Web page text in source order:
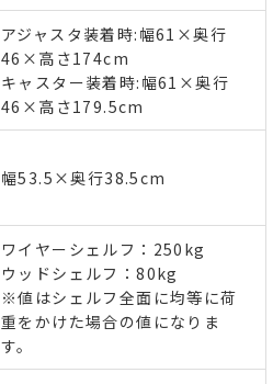
アジャスタ装着時:幅61×奥行
46×高さ174cm
キャスター装着時:幅61×奥行
46×高さ179.5cm
幅53.5×奥行38.5cm
ワイヤーシェルフ：250kg
ウッドシェルフ：80kg
※値はシェルフ全面に均等に荷
重をかけた場合の値になりま
す。